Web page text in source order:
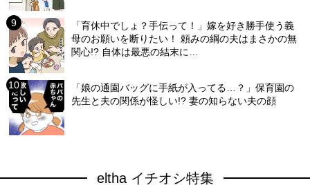
「育休中でしょ？手伝って！」嫁を好き勝手使う義
母のお願いを断りたい！ 頼みの綱の夫はまさかの無
関心!? 自体は最悪の結末に…
「娘の通園バッグに手紙が入ってる…？」保育園の
先生と夫の関係が怪しい!? 妻の知らない夫の顔
eltha イチオシ特集